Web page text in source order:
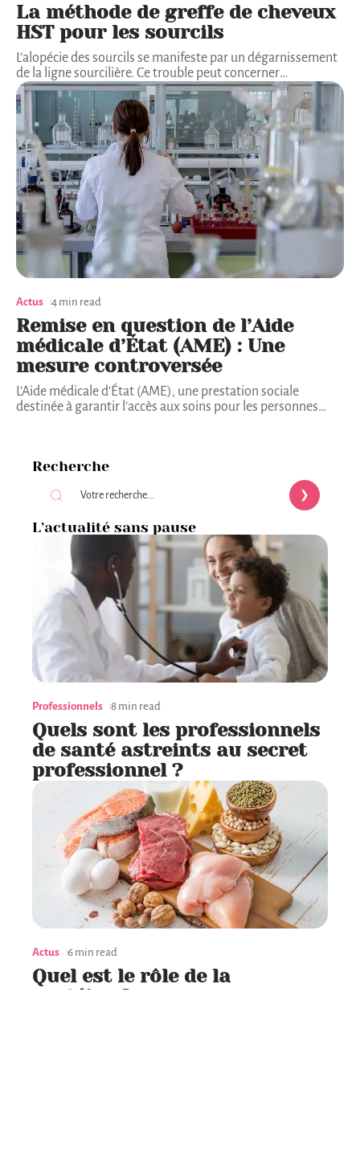
La méthode de greffe de cheveux
HST pour les sourcils
L’alopécie des sourcils se manifeste par un dégarnissement
de la ligne sourcilière. Ce trouble peut concerner…
Actus 4 min read
Remise en question de l’Aide
médicale d’État (AME) : Une
mesure controversée
L'Aide médicale d'État (AME), une prestation sociale
destinée à garantir l'accès aux soins pour les personnes…
Recherche
L’actualité sans pause
Professionnels 8 min read
Quels sont les professionnels
de santé astreints au secret
professionnel ?
Actus 6 min read
Quel est le rôle de la
protéine ?